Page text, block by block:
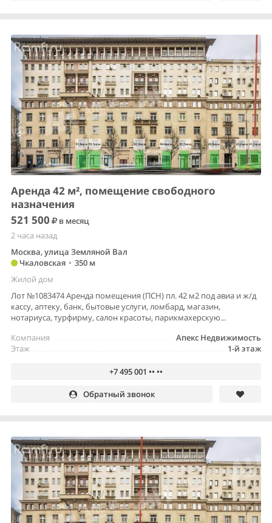
Аренда 42 м², помещение свободного
назначения
521 500
в месяц
2 часа назад
Москва, улица Земляной Вал
Чкаловская • 350 м
Жилой дом
Лот №1083474 Аренда помещения (ПСН) пл. 42 м2 под авиа и ж/д
кассу, аптеку, банк, бытовые услуги, ломбард, магазин,
нотариуса, турфирму, салон красоты, парикмахерскую...
Апекс Недвижимость
Компания
1-й этаж
Этаж
+7 495 001 •• ••
Обратный звонок